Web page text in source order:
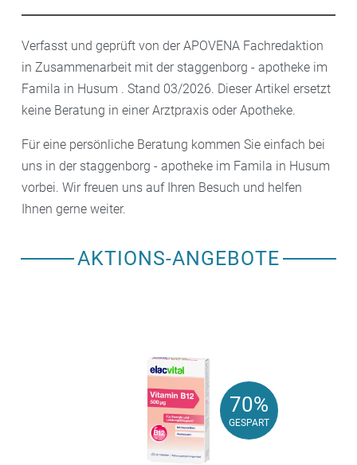
Verfasst und geprüft von der APOVENA Fachredaktion
in Zusammenarbeit mit der staggenborg - apotheke im
Famila in Husum . Stand 03/2026. Dieser Artikel ersetzt
keine Beratung in einer Arztpraxis oder Apotheke.
Für eine persönliche Beratung kommen Sie einfach bei
uns in der staggenborg - apotheke im Famila in Husum
vorbei. Wir freuen uns auf Ihren Besuch und helfen
Ihnen gerne weiter.
AKTIONS-ANGEBOTE
70%
GESPART
70%
GESPART